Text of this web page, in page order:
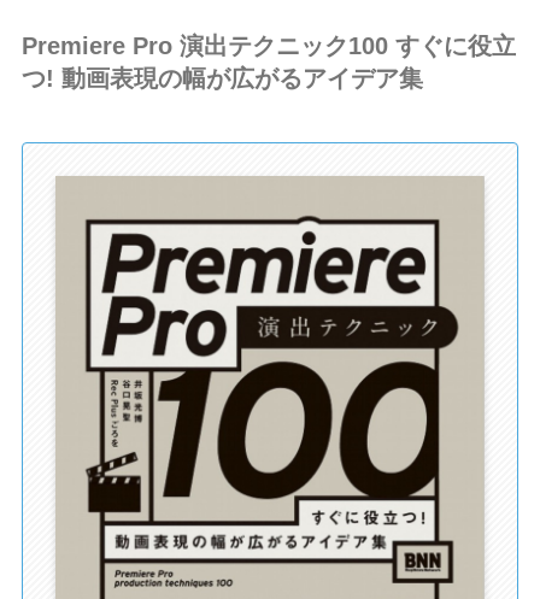
Premiere Pro 演出テクニック100 すぐに役立
つ! 動画表現の幅が広がるアイデア集